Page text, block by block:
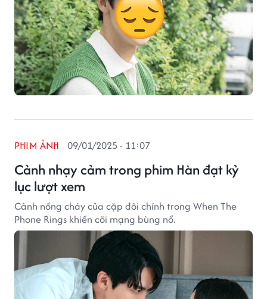
Cảnh nhạy cảm trong phim Hàn đạt kỷ
lục lượt xem
PHIM ẢNH 09/01/2025 - 11:07
Cảnh nồng cháy của cặp đôi chính trong When The
Phone Rings khiến cõi mạng bùng nổ.